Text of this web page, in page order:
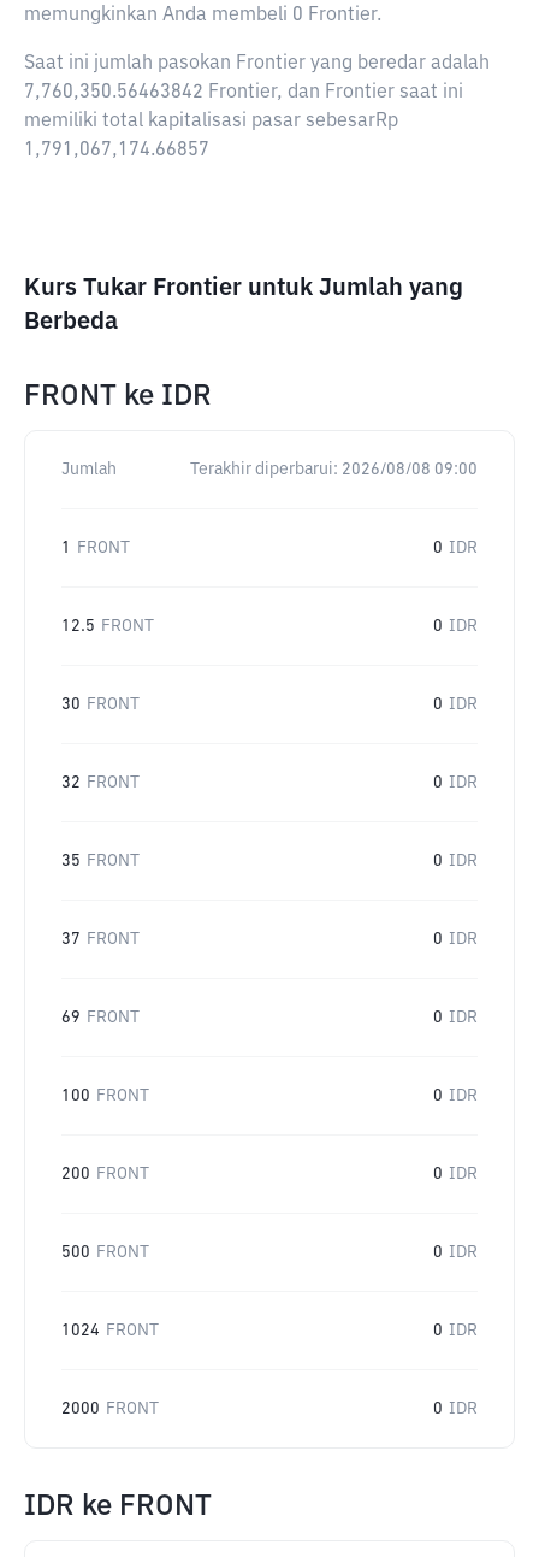
memungkinkan Anda membeli 0 Frontier.
Saat ini jumlah pasokan Frontier yang beredar adalah
7,760,350.56463842 Frontier, dan Frontier saat ini
memiliki total kapitalisasi pasar sebesarRp
1,791,067,174.66857
Kurs Tukar Frontier untuk Jumlah yang
Berbeda
FRONT ke IDR
Jumlah Terakhir diperbarui: 2026/08/08 09:00
1 FRONT 0 IDR
12.5 FRONT 0 IDR
30 FRONT 0 IDR
32 FRONT 0 IDR
35 FRONT 0 IDR
37 FRONT 0 IDR
69 FRONT 0 IDR
100 FRONT 0 IDR
200 FRONT 0 IDR
500 FRONT 0 IDR
1024 FRONT 0 IDR
2000 FRONT 0 IDR
IDR ke FRONT